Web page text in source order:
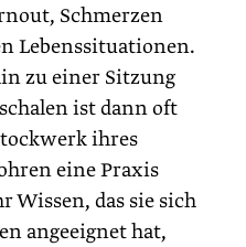
Schmerzen
Lebenssituationen.
zu einer Sitzung
ist dann oft
ihres
eine Praxis
Wissen, das sie sich
angeeignet hat,